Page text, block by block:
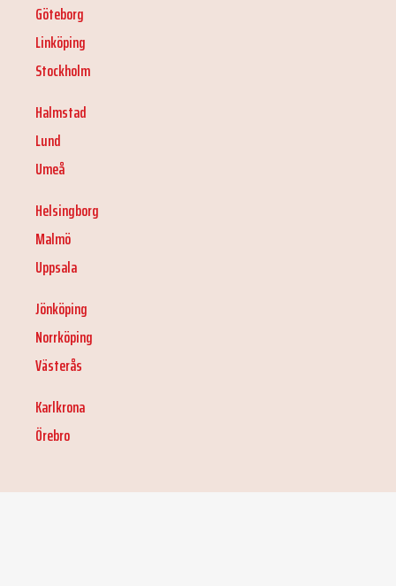
Göteborg
Linköping
Stockholm
Halmstad
Lund
Umeå
Helsingborg
Malmö
Uppsala
Jönköping
Norrköping
Västerås
Karlkrona
Örebro